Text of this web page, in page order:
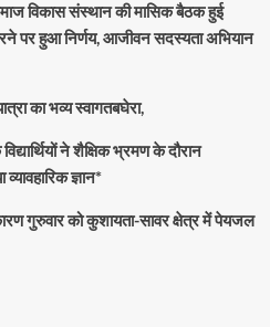
विकास संस्थान की मासिक बैठक हुई
पर हुआ निर्णय, आजीवन सदस्यता अभियान
का भव्य स्वागतबघेरा,
ने शैक्षिक भ्रमण के दौरान
ज्ञान*
गुरुवार को कुशायता-सावर क्षेत्र में पेयजल